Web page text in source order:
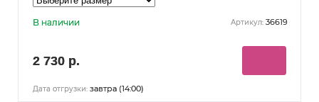
В наличии Артикул: 36619
2 730 р.
Дата отгрузки: завтра (14:00)